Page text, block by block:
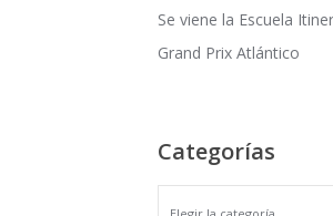
Se viene la Escuela
Grand Prix Atlántico
Categorías